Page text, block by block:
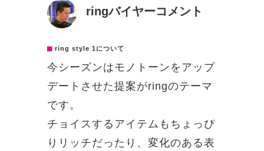
ringバイヤーコメント
ring style 1について
今シーズンはモノトーンをアップ
デートさせた提案がringのテーマ
です。
チョイスするアイテムもちょっぴ
りリッチだったり、変化のある表